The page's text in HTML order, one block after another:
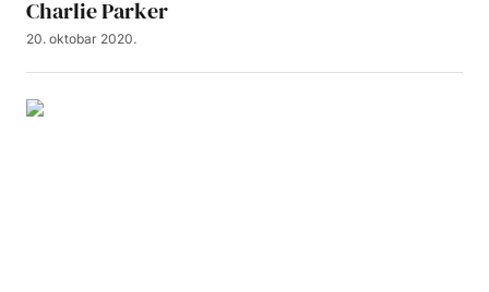
Charlie Parker
20. oktobar 2020.